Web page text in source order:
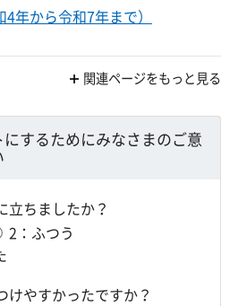
年から令和7年まで）
関連ページをもっと見る
するためにみなさまのご意
立ちましたか？
2：ふつう
けやすかったですか？